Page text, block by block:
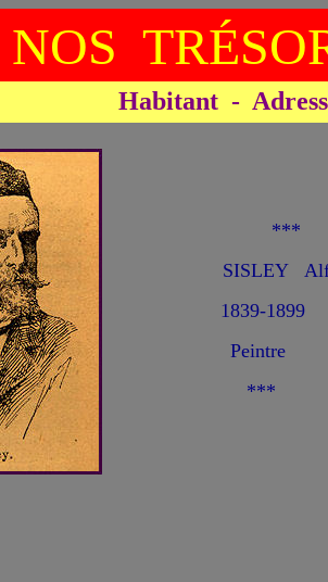
NOS
Habitant -
SISLEY
1839-1899
Peintre
***